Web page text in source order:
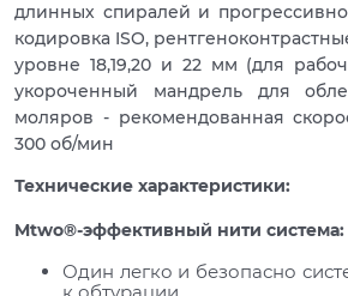
длинных спиралей и
кодировка ISO,
уровне 18,19,20 и 22 мм (для
укороченный мандрель для
моляров - рекомендованная
300 об/мин
Технические характеристики:
Mtwo®-эффективный нити система:
Один легко и безопасно